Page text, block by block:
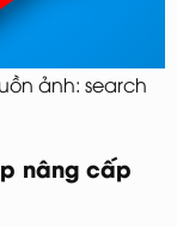
ảnh: search
nâng cấp